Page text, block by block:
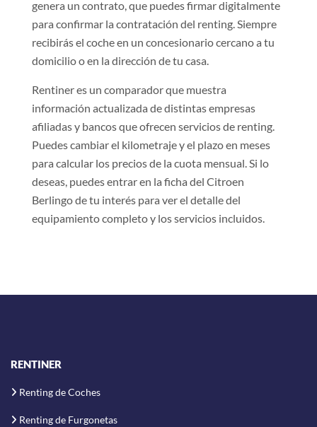
genera un contrato, que puedes firmar digitalmente
para confirmar la contratación del renting. Siempre
recibirás el coche en un concesionario cercano a tu
domicilio o en la dirección de tu casa.
Rentiner es un comparador que muestra
información actualizada de distintas empresas
afiliadas y bancos que ofrecen servicios de renting.
Puedes cambiar el kilometraje y el plazo en meses
para calcular los precios de la cuota mensual. Si lo
deseas, puedes entrar en la ficha del Citroen
Berlingo de tu interés para ver el detalle del
equipamiento completo y los servicios incluidos.
RENTINER
Renting de Coches
Renting de Furgonetas